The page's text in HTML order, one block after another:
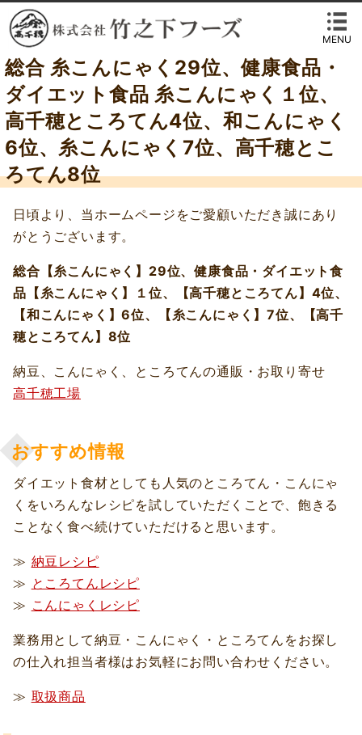
MENU
総合 糸こんにゃく29位、健康食品・
ダイエット食品 糸こんにゃく１位、
高千穂ところてん4位、和こんにゃく
6位、糸こんにゃく7位、高千穂とこ
ろてん8位
日頃より、当ホームページをご愛顧いただき誠にあり
がとうございます。
総合【糸こんにゃく】29位、健康食品・ダイエット食
品【糸こんにゃく】１位、【高千穂ところてん】4位、
【和こんにゃく】6位、【糸こんにゃく】7位、【高千
穂ところてん】8位
納豆、こんにゃく、ところてんの通販・お取り寄せ
高千穂工場
おすすめ情報
ダイエット食材としても人気のところてん・こんにゃ
くをいろんなレシピを試していただくことで、飽きる
ことなく食べ続けていただけると思います。
≫ 納豆レシピ
≫ ところてんレシピ
≫ こんにゃくレシピ
業務用として納豆・こんにゃく・ところてんをお探し
の仕入れ担当者様はお気軽にお問い合わせください。
≫ 取扱商品